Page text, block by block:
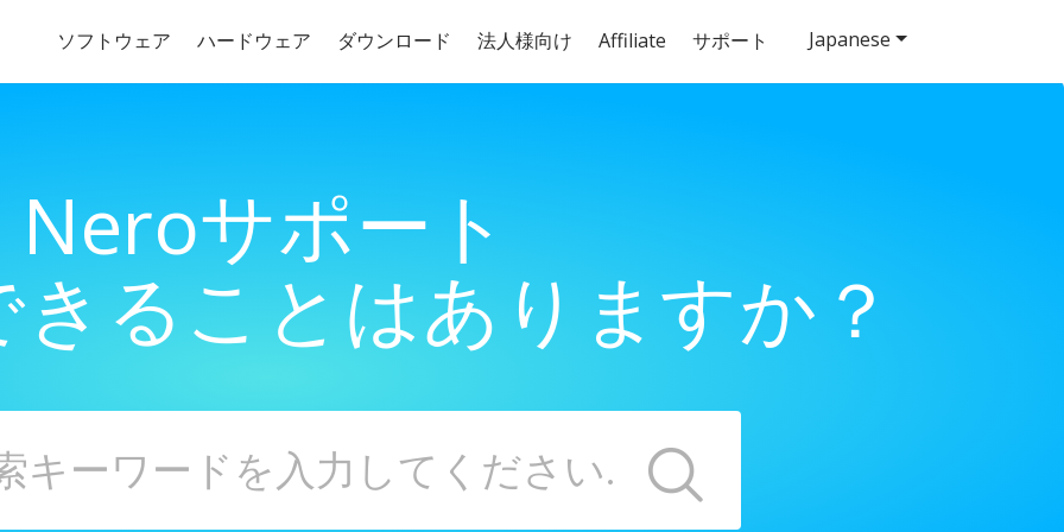
ソフトウェア ハードウェア ダウンロード 法人様向け Affiliate サポート
Neroサポート
ることはありますか？
Japanese